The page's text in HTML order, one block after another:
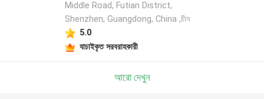
Middle Road, Futian District,
Shenzhen, Guangdong, China ,চীন
5.0
যাচাইকৃত সরবরাহকারী
আরো দেখুন